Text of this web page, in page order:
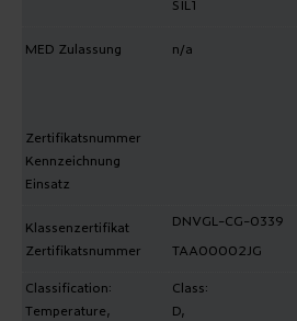
SIL1
MED Zulassung
Zertifikatsnummer
Kennzeichnung
Einsatz
n/a
Klassenzertifikat
Zertifikatsnummer
DNVGL-CG-0339
TAA00002JG
Classification:
Temperature,
Class:
D,